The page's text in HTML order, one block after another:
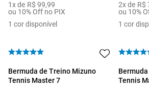
1x de R$ 99,99
ou 10% Off no PIX
1 cor disponível
2x de R$
ou 10%
1 cor
Bermuda de Treino Mizuno
Tennis Master 7
Tennis